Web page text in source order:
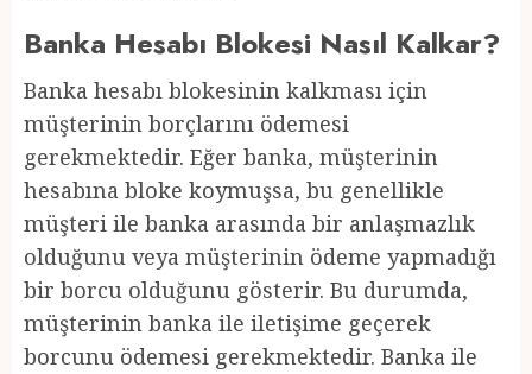
Banka Hesabı Blokesi Nasıl Kalkar?
Banka hesabı blokesinin kalkması için
müşterinin borçlarını ödemesi
gerekmektedir. Eğer banka, müşterinin
hesabına bloke koymuşsa, bu genellikle
müşteri ile banka arasında bir anlaşmazlık
olduğunu veya müşterinin ödeme yapmadığı
bir borcu olduğunu gösterir. Bu durumda,
müşterinin banka ile iletişime geçerek
borcunu ödemesi gerekmektedir. Banka ile